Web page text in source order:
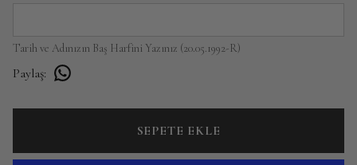
Tarih ve Adınızın Baş Harfini Yazınız (20.05.1992-R)
Paylaş:
SEPETE EKLE